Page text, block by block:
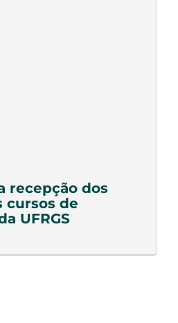
recepção dos
cursos de
UFRGS